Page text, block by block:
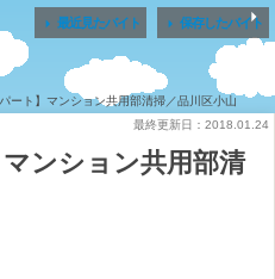
 最近見たバイト  保存したバイト
ート】マンション共用部清掃／品川区小山
最終更新日：2018.01.24
マンション共用部清